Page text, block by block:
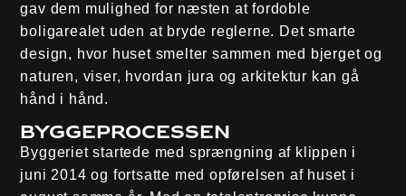
gav dem mulighed for næsten at fordoble
boligarealet uden at bryde reglerne. Det smarte
design, hvor huset smelter sammen med bjerget og
naturen, viser, hvordan jura og arkitektur kan gå
hånd i hånd.
Byggeprocessen
Byggeriet startede med sprængning af klippen i
juni 2014 og fortsatte med opførelsen af huset i